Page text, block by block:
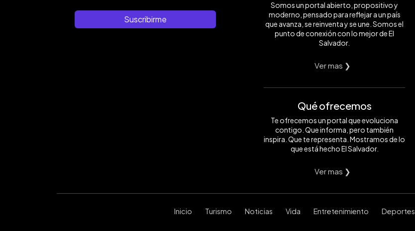
Suscribirme
Somos un portal abierto, propositivo y
moderno, pensado para reflejar a un país
que avanza, se reinventa y se une. Somos el
punto de conexión con lo mejor de El
Salvador.
Ver mas ❯
Qué ofrecemos
Te ofrecemos un portal que evoluciona
contigo. Que informa, pero también
inspira. Que te representa. Mostramos de lo
que está hecho El Salvador.
Ver mas ❯
Inicio Turismo Noticias Vida Entretenimiento Deportes